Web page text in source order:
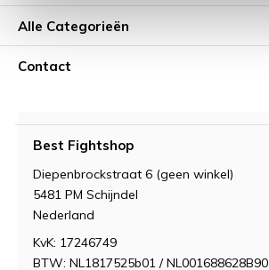
Alle Categorieën
Contact
Best Fightshop
Diepenbrockstraat 6 (geen winkel)
5481 PM Schijndel
Nederland
KvK: 17246749
BTW: NL1817525b01 / NL001688628B90